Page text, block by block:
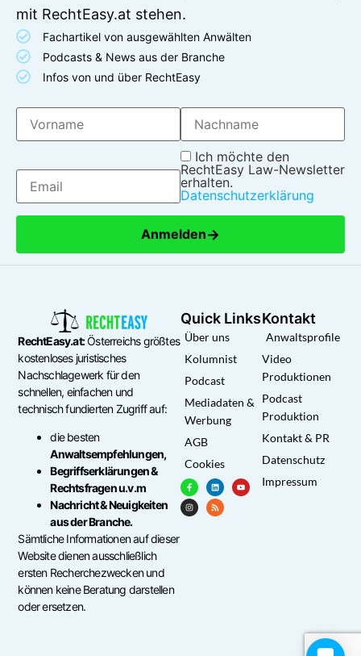
mit RechtEasy.at stehen.
Fachartikel von ausgewählten Anwälten
Podcasts & News aus der Branche
Infos von und über RechtEasy
Ich möchte den
RechtEasy Law-Newsletter
erhalten.
Datenschutzerklärung
Anmelden→
RechtEasy.at:Österreichs größtes
kostenloses juristisches
Nachschlagewerk für den
schnellen, einfachen und
technisch fundierten Zugriff auf:
die besten
Anwaltsempfehlungen,
Begriffserklärungen &
Rechtsfragen u.v.m
Nachricht & Neuigkeiten
aus der Branche.
Sämtliche Informationen auf dieser
Website dienen ausschließlich
ersten Recherchezwecken und
können keine Beratung darstellen
oder ersetzen.
Quick Links
Über uns
Kolumnist
Podcast
Mediadaten &
Werbung
AGB
Cookies
Kontakt
Anwaltsprofile
Video
Produktionen
Podcast
Produktion
Kontakt & PR
Datenschutz
Impressum